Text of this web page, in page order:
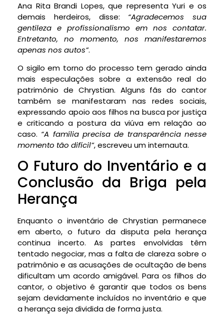
Ana Rita Brandi Lopes, que representa Yuri e os
demais herdeiros, disse: “Agradecemos sua
gentileza e profissionalismo em nos contatar.
Entretanto, no momento, nos manifestaremos
apenas nos autos”.
O sigilo em torno do processo tem gerado ainda
mais especulações sobre a extensão real do
patrimônio de Chrystian. Alguns fãs do cantor
também se manifestaram nas redes sociais,
expressando apoio aos filhos na busca por justiça
e criticando a postura da viúva em relação ao
caso. “A família precisa de transparência nesse
momento tão difícil”, escreveu um internauta.
O Futuro do Inventário e a
Conclusão da Briga pela
Herança
Enquanto o inventário de Chrystian permanece
em aberto, o futuro da disputa pela herança
continua incerto. As partes envolvidas têm
tentado negociar, mas a falta de clareza sobre o
patrimônio e as acusações de ocultação de bens
dificultam um acordo amigável. Para os filhos do
cantor, o objetivo é garantir que todos os bens
sejam devidamente incluídos no inventário e que
a herança seja dividida de forma justa.